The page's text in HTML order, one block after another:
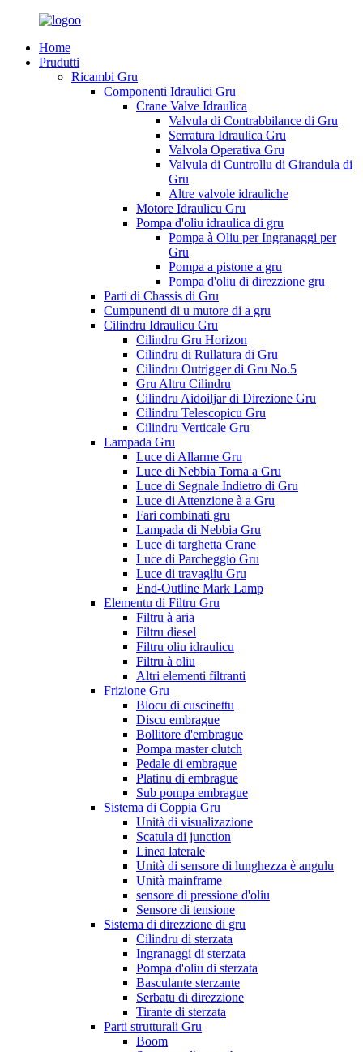
Home
Prudutti
Ricambi Gru
Componenti Idraulici Gru
Crane Valve Idraulica
Valvula di Contrabbilance di Gru
Serratura Idraulica Gru
Valvola Operativa Gru
Valvula di Cuntrollu di Girandula di
Gru
Altre valvole idrauliche
Motore Idraulicu Gru
Pompa d'oliu idraulica di gru
Pompa à Oliu per Ingranaggi per
Gru
Pompa a pistone a gru
Pompa d'oliu di direzzione gru
Parti di Chassis di Gru
Cumpunenti di u mutore di a gru
Cilindru Idraulicu Gru
Cilindru Gru Horizon
Cilindru di Rullatura di Gru
Cilindru Outrigger di Gru No.5
Gru Altru Cilindru
Cilindru Aidoiljar di Direzione Gru
Cilindru Telescopicu Gru
Cilindru Verticale Gru
Lampada Gru
Luce di Allarme Gru
Luce di Nebbia Torna a Gru
Luce di Segnale Indietro di Gru
Luce di Attenzione à a Gru
Fari combinati gru
Lampada di Nebbia Gru
Luce di targhetta Crane
Luce di Parcheggio Gru
Luce di travagliu Gru
End-Outline Mark Lamp
Elementu di Filtru Gru
Filtru à aria
Filtru diesel
Filtru oliu idraulicu
Filtru à oliu
Altri elementi filtranti
Frizione Gru
Blocu di cuscinettu
Discu embrague
Bollitore d'embrague
Pompa master clutch
Pedale di embrague
Platinu di embrague
Sub pompa embrague
Sistema di Coppia Gru
Unità di visualizazione
Scatula di junction
Linea laterale
Unità di sensore di lunghezza è angulu
Unità mainframe
sensore di pressione d'oliu
Sensore di tensione
Sistema di direzzione di gru
Cilindru di sterzata
Ingranaggi di sterzata
Pompa d'oliu di sterzata
Basculante sterzante
Serbatu di direzzione
Tirante di sterzata
Parti strutturali Gru
Boom